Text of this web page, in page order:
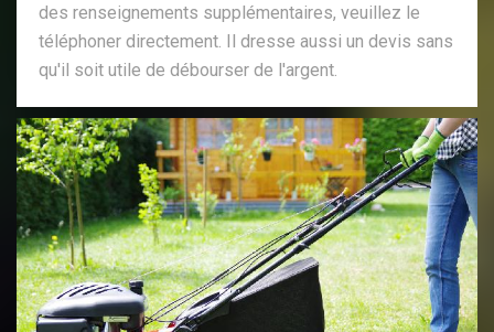
des renseignements supplémentaires, veuillez le
téléphoner directement. Il dresse aussi un devis sans
qu'il soit utile de débourser de l'argent.